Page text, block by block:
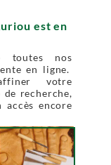
est en
toutes nos
en ligne.
votre
de recherche,
encore